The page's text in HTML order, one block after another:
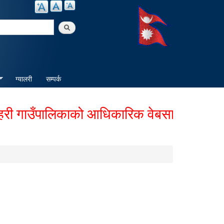
ग्यालरी सम्पर्क
गाउँपालिकाको आधिकारिक वेबसाईटमा